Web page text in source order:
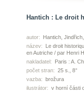
Hantich : Le droit
autor:
Hantich,
název:
Le droit
en Autriche / par Henri
nakladatel:
Paris : A.
počet stran: 25 s., 8°
vazba: brožura
ilustrátor: v horní části